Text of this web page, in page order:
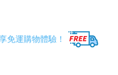
免運購物體驗！